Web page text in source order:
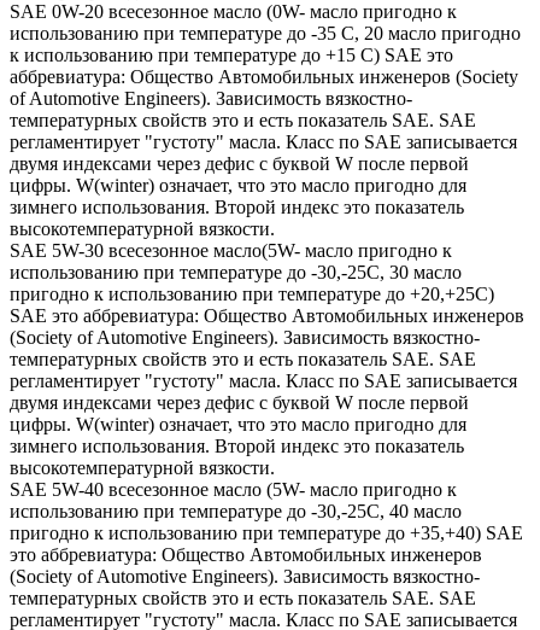
SAE 0W-20 всесезонное масло (0W- масло пригодно к
использованию при температуре до -35 С, 20 масло пригодно
к использованию при температуре до +15 С) SAE это
аббревиатура: Общество Автомобильных инженеров (Society
of Automotive Engineers). Зависимость вязкостно-
температурных свойств это и есть показатель SAE. SAE
регламентирует "густоту" масла. Класс по SAE записывается
двумя индексами через дефис с буквой W после первой
цифры. W(winter) означает, что это масло пригодно для
зимнего использования. Второй индекс это показатель
высокотемпературной вязкости.
SAE 5W-30 всесезонное масло(5W- масло пригодно к
использованию при температуре до -30,-25С, 30 масло
пригодно к использованию при температуре до +20,+25С)
SAE это аббревиатура: Общество Автомобильных инженеров
(Society of Automotive Engineers). Зависимость вязкостно-
температурных свойств это и есть показатель SAE. SAE
регламентирует "густоту" масла. Класс по SAE записывается
двумя индексами через дефис с буквой W после первой
цифры. W(winter) означает, что это масло пригодно для
зимнего использования. Второй индекс это показатель
высокотемпературной вязкости.
SAE 5W-40 всесезонное масло (5W- масло пригодно к
использованию при температуре до -30,-25С, 40 масло
пригодно к использованию при температуре до +35,+40) SAE
это аббревиатура: Общество Автомобильных инженеров
(Society of Automotive Engineers). Зависимость вязкостно-
температурных свойств это и есть показатель SAE. SAE
регламентирует "густоту" масла. Класс по SAE записывается